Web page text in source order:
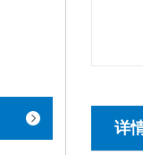
详